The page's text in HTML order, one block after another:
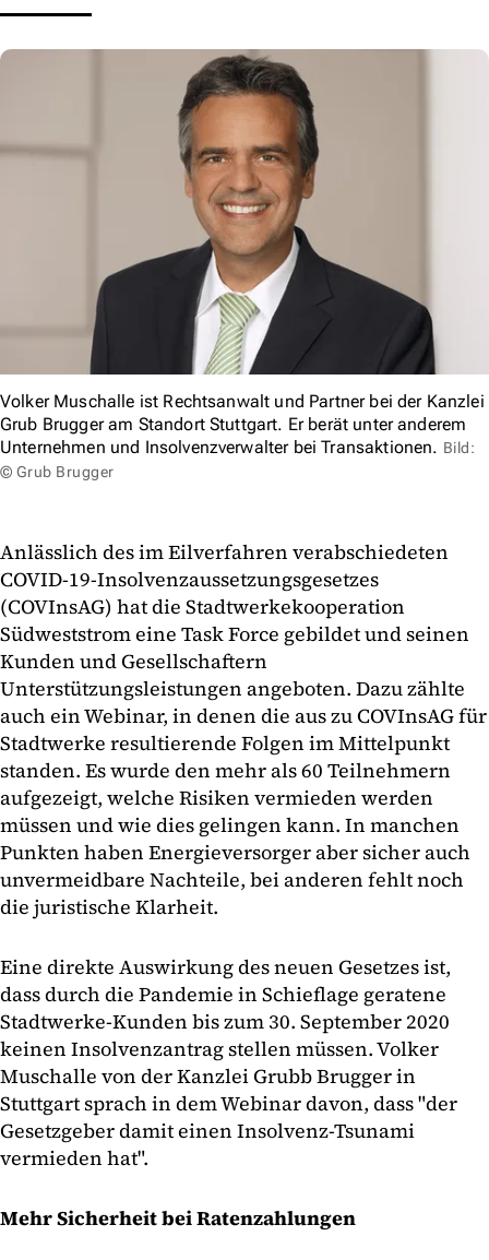
Volker Muschalle ist Rechtsanwalt und Partner bei der Kanzlei
Grub Brugger am Standort Stuttgart. Er berät unter anderem
Unternehmen und Insolvenzverwalter bei Transaktionen. Bild:
© Grub Brugger
Anlässlich des im Eilverfahren verabschiedeten
COVID-19-Insolvenzaussetzungsgesetzes
(COVInsAG) hat die Stadtwerkekooperation
Südweststrom eine Task Force gebildet und seinen
Kunden und Gesellschaftern
Unterstützungsleistungen angeboten. Dazu zählte
auch ein Webinar, in denen die aus zu COVInsAG für
Stadtwerke resultierende Folgen im Mittelpunkt
standen. Es wurde den mehr als 60 Teilnehmern
aufgezeigt, welche Risiken vermieden werden
müssen und wie dies gelingen kann. In manchen
Punkten haben Energieversorger aber sicher auch
unvermeidbare Nachteile, bei anderen fehlt noch
die juristische Klarheit.
Eine direkte Auswirkung des neuen Gesetzes ist,
dass durch die Pandemie in Schieflage geratene
Stadtwerke-Kunden bis zum 30. September 2020
keinen Insolvenzantrag stellen müssen. Volker
Muschalle von der Kanzlei Grubb Brugger in
Stuttgart sprach in dem Webinar davon, dass "der
Gesetzgeber damit einen Insolvenz-Tsunami
vermieden hat".
Mehr Sicherheit bei Ratenzahlungen